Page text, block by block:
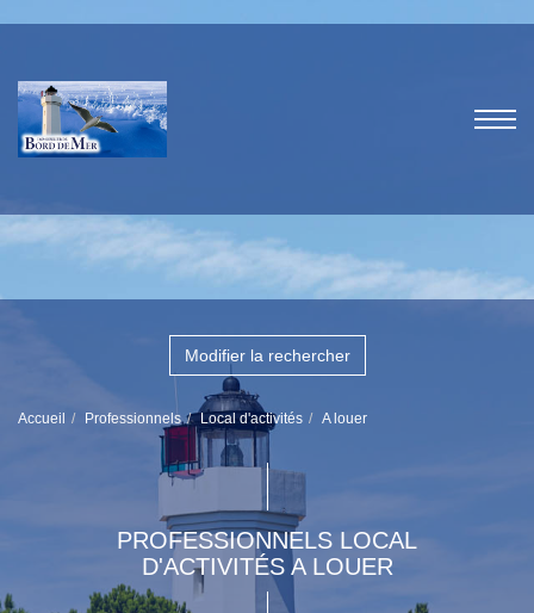
Modifier la rechercher
Accueil Professionnels Local d'activités A louer
PROFESSIONNELS LOCAL
D'ACTIVITÉS A LOUER